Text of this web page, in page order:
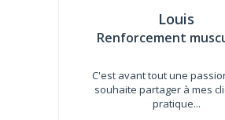
Louis
Renforcement
C'est avant tout une
souhaite partager à mes
pratique...